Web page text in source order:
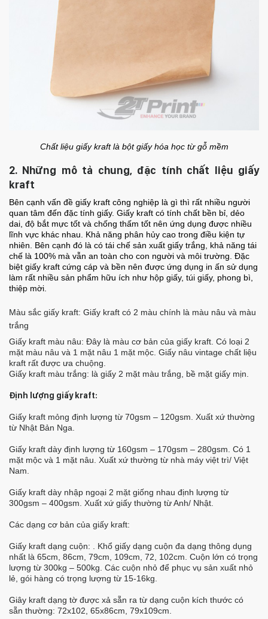
Chất liệu giấy kraft là bột giấy hóa học từ gỗ mềm
2. Những mô tả chung, đặc tính chất liệu giấy
kraft
Bên cạnh vấn đề giấy kraft công nghiệp là gì thì rất nhiều người
quan tâm đến đặc tính giấy. Giấy kraft có tính chất bền bỉ, dẻo
dai, độ bắt mực tốt và chống thấm tốt nên ứng dụng được nhiều
lĩnh vực khác nhau.
Khả năng phân hủy cao trong điều kiện tự
nhiên. Bên cạnh đó là có tái chế sản xuất giấy trắng, khả năng tái
chế là 100% mà vẫn an toàn cho con người và môi trường. Đặc
biệt giấy kraft cứng cáp và bền nên được ứng dụng in ấn sử dụng
làm rất nhiều sản phẩm hữu ích như hộp giấy, túi giấy, phong bì,
thiệp mời.
Màu sắc giấy kraft: Giấy kraft có 2 màu chính là màu nâu và màu
trắng
Giấy kraft màu nâu: Đây là màu cơ bản của giấy kraft. Có loại 2
mặt màu nâu và 1 mặt nâu 1 mặt mộc. Giấy nâu vintage chất liệu
kraft rất được ưa chuộng.
Giấy kraft màu trắng: là giấy 2 mặt màu trắng, bề mặt giấy mịn.
Định lượng giấy kraft:
Giấy kraft mỏng định lượng từ 70gsm – 120gsm. Xuất xứ thường
từ Nhật Bản Nga.
Giấy kraft dày định lượng từ 160gsm – 170gsm – 280gsm. Có 1
mặt mộc và 1 mặt nâu. Xuất xứ thường từ nhà máy việt trì/ Việt
Nam.
Giấy kraft dày nhập ngoại 2 mặt giống nhau định lượng từ
300gsm – 400gsm. Xuất xứ giấy thường từ Anh/ Nhật.
Các dạng cơ bản của giấy kraft:
Giấy kraft dạng cuộn:
Khổ giấy dạng cuộn đa dạng thông dụng
nhất là 65cm, 86cm, 79cm, 109cm, 72, 102cm. Cuộn lớn có trọng
lượng từ 300kg – 500kg. Các cuộn nhỏ để phục vụ sản xuất nhỏ
lẻ, gói hàng có trọng lượng từ 15-16kg.
Giây kraft dạng tờ được xả sẵn ra từ dạng cuộn kích thước có
sẵn thường: 72x102, 65x86cm, 79x109cm.